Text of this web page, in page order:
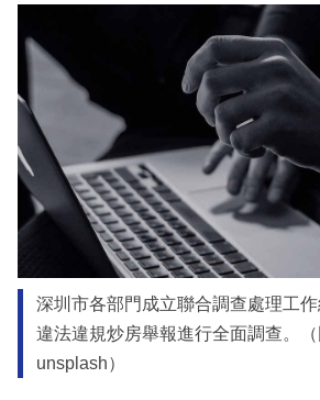
深圳市各部門成立聯合調查處理工作
違法違規炒房舉報進行全面調查。（
unsplash）